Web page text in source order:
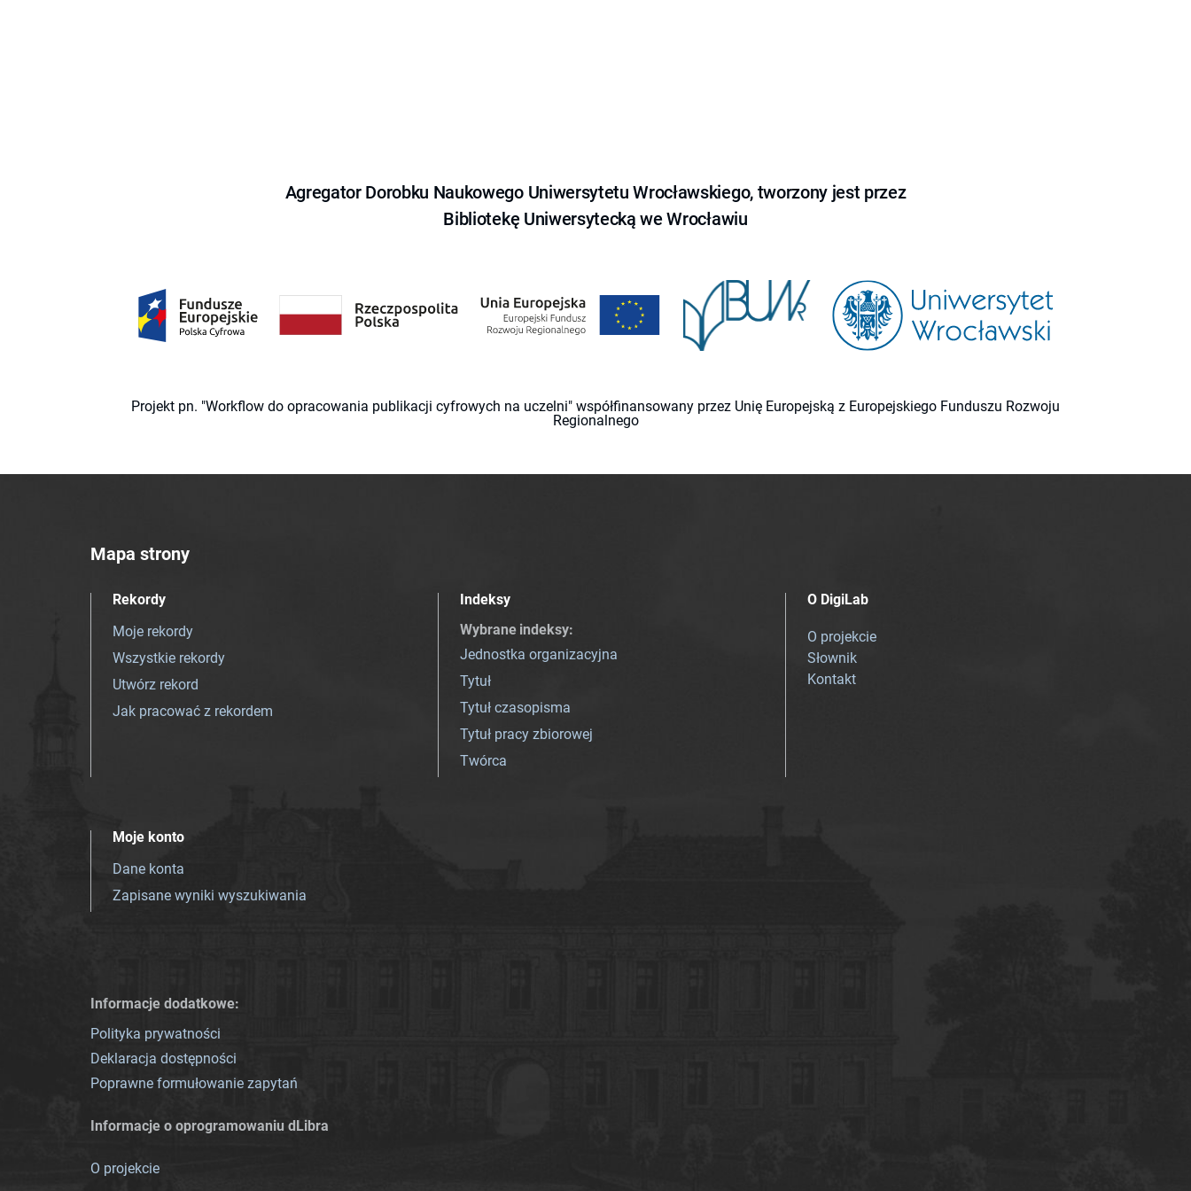
Agregator Dorobku Naukowego Uniwersytetu Wrocławskiego, tworzony jest przez
Bibliotekę Uniwersytecką we Wrocławiu
Projekt pn. "Workflow do opracowania publikacji cyfrowych na uczelni" współfinansowany przez Unię Europejską z Europejskiego Funduszu Rozwoju
Regionalnego
Mapa strony
Rekordy
Moje rekordy
Wszystkie rekordy
Utwórz rekord
Jak pracować z rekordem
Indeksy
Wybrane indeksy:
Jednostka organizacyjna
Tytuł
Tytuł czasopisma
Tytuł pracy zbiorowej
Twórca
O DigiLab
O projekcie
Słownik
Kontakt
Moje konto
Dane konta
Zapisane wyniki wyszukiwania
Informacje dodatkowe:
Polityka prywatności
Deklaracja dostępności
Poprawne formułowanie zapytań
Informacje o oprogramowaniu dLibra
O projekcie